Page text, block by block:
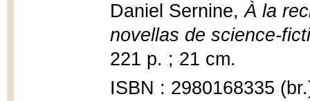
Daniel Sernine,À la
novellas de science-
221 p. ; 21 cm.
ISBN : 2980168335